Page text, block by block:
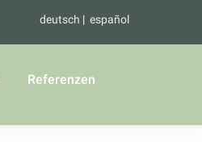
deutsch español
Referenzen